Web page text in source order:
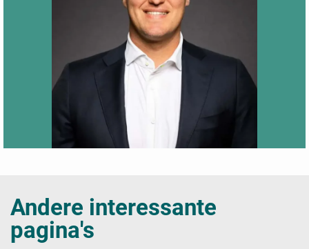
Andere interessante
pagina's